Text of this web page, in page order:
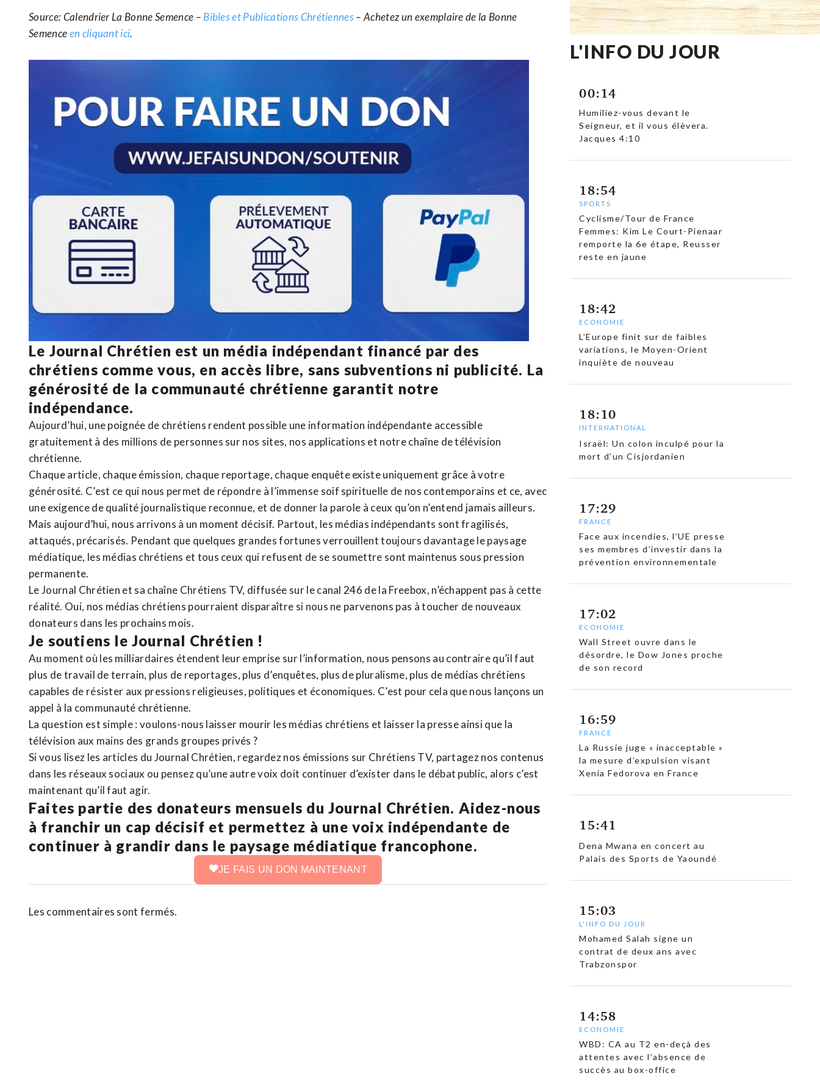
Source: Calendrier La Bonne Semence – Bibles et Publications Chrétiennes– Achetez un exemplaire de la Bonne
Semenceen cliquant ici.
Le Journal Chrétien est un média indépendant financé par des
chrétiens comme vous, en accès libre, sans subventions ni publicité. La
générosité de la communauté chrétienne garantit notre
indépendance.
Aujourd’hui, une poignée de chrétiens rendent possible une information indépendante accessible
gratuitement à des millions de personnes sur nos sites, nos applications et notrechaîne de télévision
chrétienne.
Chaque article, chaque émission, chaque reportage, chaque enquête existe uniquement grâce à votre
générosité. C’est ce qui nous permet de répondre à l’immense soif spirituelle de nos contemporains et ce, avec
une exigence de qualité journalistique reconnue, et de donner la parole à ceux qu’on n’entend jamais ailleurs.
Mais aujourd’hui, nous arrivons à un moment décisif. Partout, les médias indépendants sont fragilisés,
attaqués, précarisés. Pendant que quelques grandes fortunes verrouillent toujours davantage le paysage
médiatique, les médias chrétiens et tous ceux qui refusent de se soumettre sont maintenus sous pression
permanente.
Le Journal Chrétien et sa chaîne Chrétiens TV, diffusée sur le canal 246 de la Freebox, n’échappent pas à cette
réalité. Oui, nos médias chrétiens pourraient disparaître si nous ne parvenons pas à toucher de nouveaux
donateurs dans les prochains mois.
Je soutiens le Journal Chrétien !
Au moment où les milliardaires étendent leur emprise sur l’information, nous pensons au contraire qu’il faut
plus de travail de terrain, plus de reportages, plus d’enquêtes, plus de pluralisme, plus de médias chrétiens
capables de résister aux pressions religieuses, politiques et économiques. C’est pour cela que nous lançons un
appel à la communauté chrétienne.
La question est simple : voulons-nous laisser mourir les médias chrétiens et laisser la presse ainsi que la
télévision aux mains des grands groupes privés ?
Si vous lisez les articles du Journal Chrétien, regardez nos émissions sur Chrétiens TV, partagez nos contenus
dans les réseaux sociaux ou pensez qu’une autre voix doit continuer d’exister dans le débat public, alors c’est
maintenant qu’il faut agir.
Faites partie des donateurs mensuels du Journal Chrétien. Aidez-nous
à franchir un cap décisif et permettez à une voix indépendante de
continuer à grandir dans le paysage médiatique francophone.
JE FAIS UN DON MAINTENANT
Les commentaires sont fermés.
L'INFO DU JOUR
00:14
Humiliez-vous devant le
Seigneur, et il vous élèvera.
Jacques 4:10
18:54
SPORTS
Cyclisme/Tour de France
Femmes: Kim Le Court-Pienaar
remporte la 6e étape, Reusser
reste en jaune
18:42
ECONOMIE
L’Europe finit sur de faibles
variations, le Moyen-Orient
inquiète de nouveau
18:10
INTERNATIONAL
Israël: Un colon inculpé pour la
mort d’un Cisjordanien
17:29
FRANCE
Face aux incendies, l’UE presse
ses membres d’investir dans la
prévention environnementale
17:02
ECONOMIE
Wall Street ouvre dans le
désordre, le Dow Jones proche
de son record
16:59
FRANCE
La Russie juge « inacceptable »
la mesure d’expulsion visant
Xenia Fedorova en France
15:41
Dena Mwana en concert au
Palais des Sports de Yaoundé
15:03
L'INFO DU JOUR
Mohamed Salah signe un
contrat de deux ans avec
Trabzonspor
14:58
ECONOMIE
WBD: CA au T2 en-deçà des
attentes avec l’absence de
succès au box-office